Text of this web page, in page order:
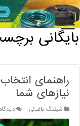
خانه / بایگانی برچسب:
بایگانی
راهنمای
نیازهای شما
شیلنگ باغبانی